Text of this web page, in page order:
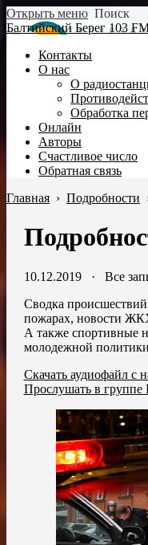
Открыть меню Поиск
Балтийский Берег 103
Контакты
О нас
О
Обработка
Онлайн
Авторы
Счастливое число
Обратная связь
Главная › Подробности
10.12.2019· Все
Сводка
пожарах, новости
А также спортивные
молодежной
Скачать аудиофайл с
Прослушать в группе